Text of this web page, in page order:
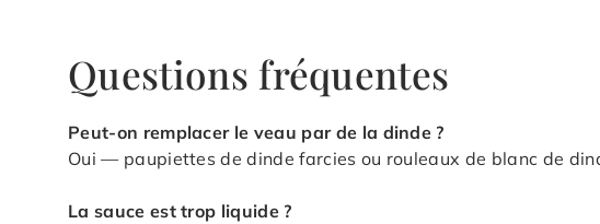
Questions fréquentes
Peut-on remplacer le veau par de la dinde ?
Oui — paupiettes de dinde farcies ou rouleaux de blanc de
La sauce est trop liquide ?